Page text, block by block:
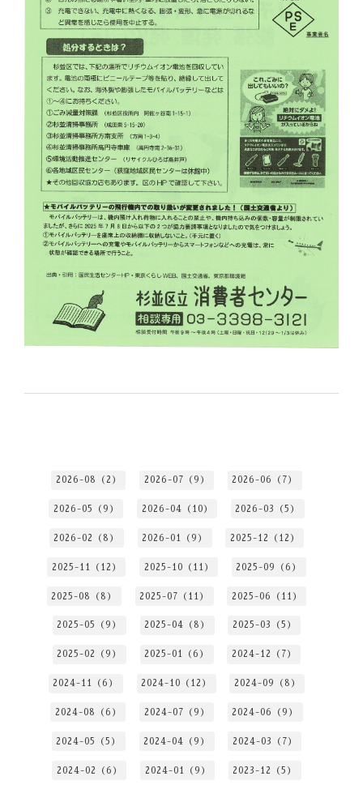
2026-08（2） 2026-07（9） 2026-06（7）
2026-05（9） 2026-04（10） 2026-03（5）
2026-02（8） 2026-01（9） 2025-12（12）
2025-11（12） 2025-10（11） 2025-09（6）
2025-08（8） 2025-07（11） 2025-06（11）
2025-05（9） 2025-04（8） 2025-03（5）
2025-02（9） 2025-01（6） 2024-12（7）
2024-11（6） 2024-10（12） 2024-09（8）
2024-08（6） 2024-07（9） 2024-06（9）
2024-05（5） 2024-04（9） 2024-03（7）
2024-02（6） 2024-01（9） 2023-12（5）